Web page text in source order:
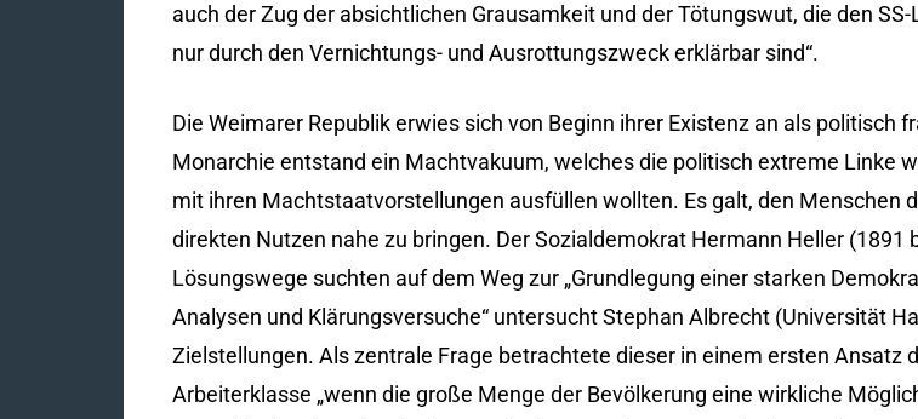
auch der Zug der absichtlichen Grausamkeit und der Tötungswut, die den
nur durch den Vernichtungs- und Ausrottungszweck erklärbar sind“.
Die Weimarer Republik erwies sich von Beginn ihrer Existenz an als politisch
Monarchie entstand ein Machtvakuum, welches die politisch extreme Linke
mit ihren Machtstaatvorstellungen ausfüllen wollten. Es galt, den Menschen
direkten Nutzen nahe zu bringen. Der Sozialdemokrat Hermann Heller (1891
Lösungswege suchten auf dem Weg zur „Grundlegung einer starken
Analysen und Klärungsversuche“ untersucht Stephan Albrecht (Universität
Zielstellungen. Als zentrale Frage betrachtete dieser in einem ersten Ansatz
Arbeiterklasse „wenn die große Menge der Bevölkerung eine wirkliche